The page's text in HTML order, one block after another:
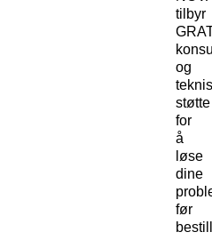
tilbyr
og
støtte
for
å
løse
dine
før